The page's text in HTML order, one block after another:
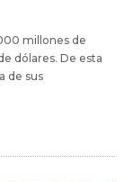
millones de
dólares. De esta
de sus